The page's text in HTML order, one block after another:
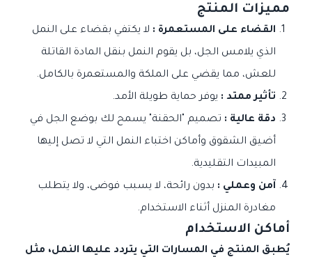
مميزات المنتج
القضاء على المستعمرة : لا يكتفي بقضاء على النمل
الذي يلامس الجل، بل يقوم النمل بنقل المادة القاتلة
للعش، مما يقضي على الملكة والمستعمرة بالكامل.
تأثير ممتد : يوفر حماية طويلة الأمد.
دقة عالية : تصميم "الحقنة" يسمح لك بوضع الجل في
أضيق الشقوق وأماكن اختباء النمل التي لا تصل إليها
المبيدات التقليدية.
آمن وعملي : بدون رائحة، لا يسبب فوضى، ولا يتطلب
مغادرة المنزل أثناء الاستخدام.
أماكن الاستخدام
يُطبق المنتج في المسارات التي يتردد عليها النمل، مثل